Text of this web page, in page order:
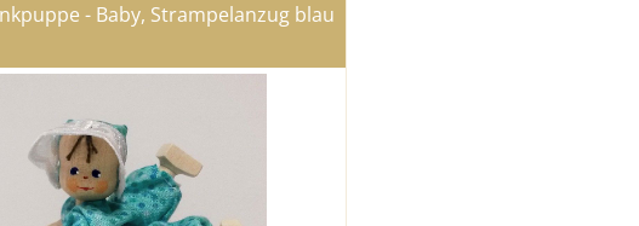
- Baby, Strampelanzug blau